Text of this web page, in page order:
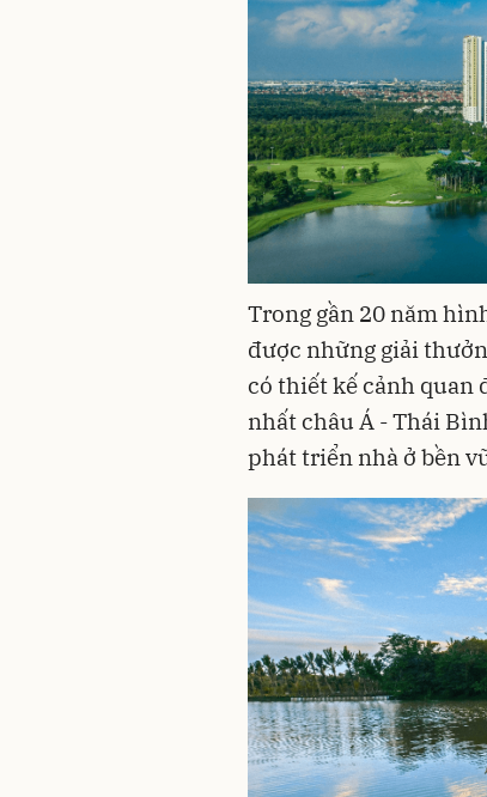
Trong gần 20 năm
được những giải
có thiết kế cảnh quan
nhất châu Á - Thái
phát triển nhà ở bền